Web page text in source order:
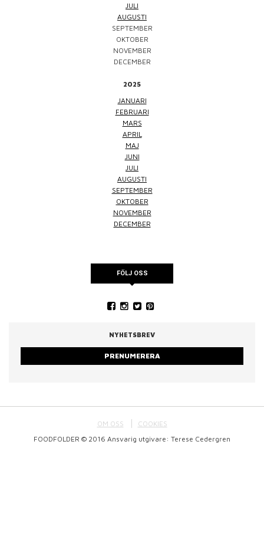
JULI
AUGUSTI
SEPTEMBER
OKTOBER
NOVEMBER
DECEMBER
2025
JANUARI
FEBRUARI
MARS
APRIL
MAJ
JUNI
JULI
AUGUSTI
SEPTEMBER
OKTOBER
NOVEMBER
DECEMBER
FÖLJ OSS
NYHETSBREV
PRENUMERERA
OM OSS
COOKIES
FOODFOLDER © 2016 Ansvarig utgivare: Terese Cedergren